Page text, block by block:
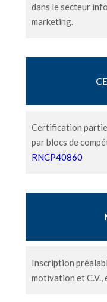
dans le secteur
marketing.
Certification
par blocs de
RNCP40860
Inscription
motivation et C.V.,